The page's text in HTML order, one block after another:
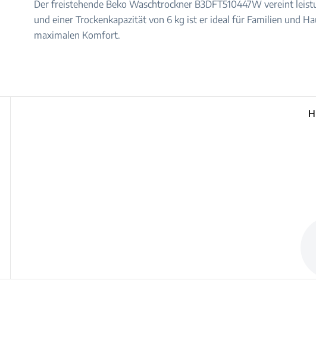
Der freistehende Beko Waschtrockner B3DFT510447W vereint
und einer Trockenkapazität von 6 kg ist er ideal für Familien und
maximalen Komfort.
H